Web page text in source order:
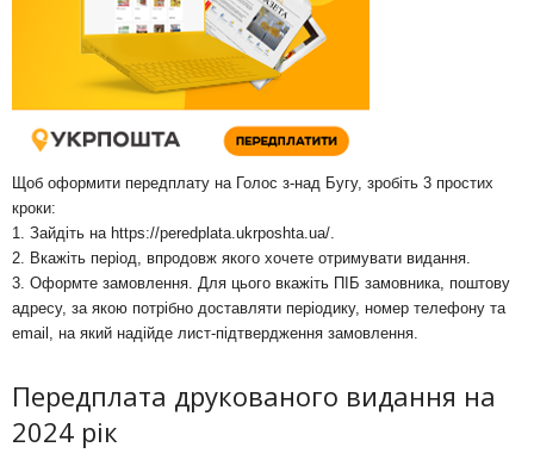
Щоб оформити передплату на Голос з-над Бугу, зробіть 3 простих
кроки:
1. Зайдіть на https://peredplata.ukrposhta.ua/.
2. Вкажіть період, впродовж якого хочете отримувати видання.
3. Оформте замовлення. Для цього вкажіть ПІБ замовника, поштову
адресу, за якою потрібно доставляти періодику, номер телефону та
email, на який надійде лист-підтвердження замовлення.
Передплата друкованого видання на
2024 рік